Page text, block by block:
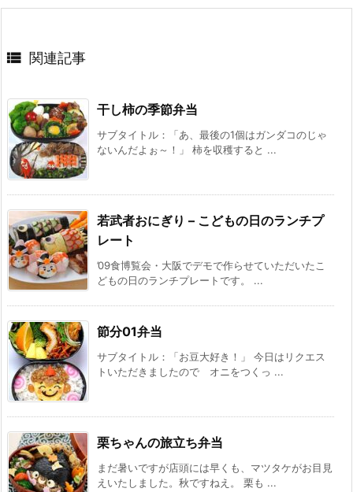
 関連記事
干し柿の季節弁当
サブタイトル：「あ、最後の1個はガンダコのじゃ
ないんだよぉ～！」 柿を収穫すると ...
若武者おにぎり – こどもの日のランチプ
レート
’09食博覧会・大阪でデモで作らせていただいたこ
どもの日のランチプレートです。 ...
節分01弁当
サブタイトル：「お豆大好き！」 今日はリクエス
トいただきましたので オニをつくっ ...
栗ちゃんの旅立ち弁当
まだ暑いですが店頭には早くも、マツタケがお目見
えいたしました。秋ですねえ。 栗も ...